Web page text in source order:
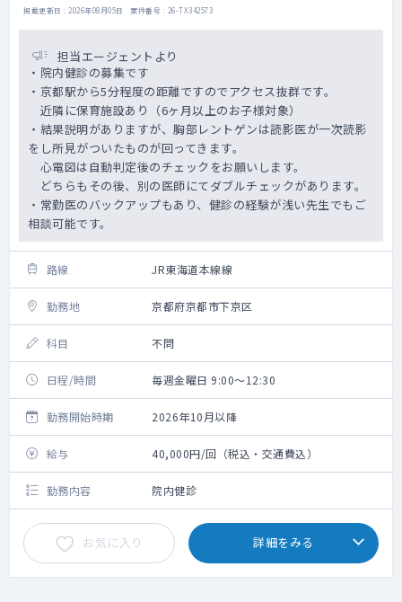
掲載更新日 : 2026年08月05日 案件番号 : 26-TX342573
担当エージェントより
・院内健診の募集です
・京都駅から5分程度の距離ですのでアクセス抜群です。
近隣に保育施設あり（6ヶ月以上のお子様対象）
・結果説明がありますが、胸部レントゲンは読影医が一次読影
をし所見がついたものが回ってきます。
心電図は自動判定後のチェックをお願いします。
どちらもその後、別の医師にてダブルチェックがあります。
・常勤医のバックアップもあり、健診の経験が浅い先生でもご
相談可能です。
路線 JR東海道本線線
勤務地 京都府京都市下京区
科目 不問
日程/時間 毎週金曜日 9:00～12:30
勤務開始時期 2026年10月以降
給与 40,000円/回（税込・交通費込）
勤務内容 院内健診
お気に入り 詳細をみる